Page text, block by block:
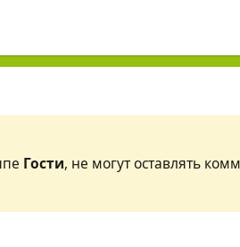
Гости, не могут оставлять